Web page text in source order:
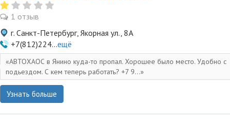
1 отзыв
г. Санкт-Петербург, Якорная ул., 8А
+7(812)224...ещё
АВТОХАОС в Янино куда-то пропал. Хорошее было место. Удобно с
подьездом. С кем теперь работать? +7 9...
Узнать больше